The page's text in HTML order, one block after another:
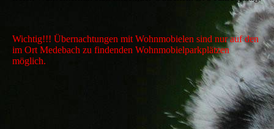
Wichtig!!! Übernachtungen mit Wohnmobielen sind nur auf den
im Ort Medebach zu findenden Wohnmobielparkplätzen
möglich.